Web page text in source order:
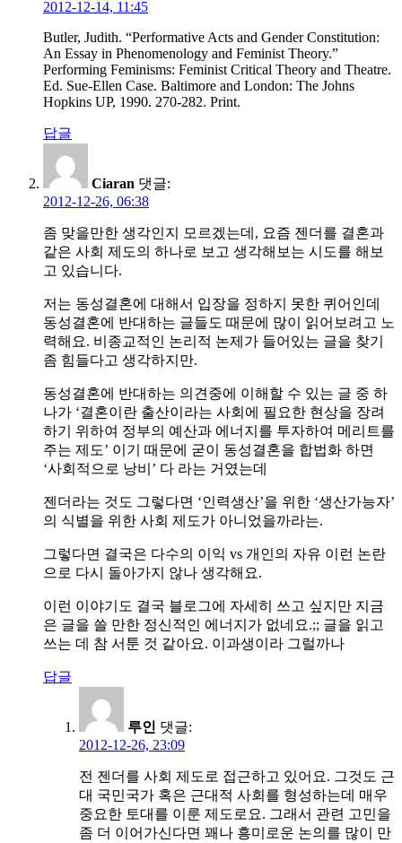
2012-12-14, 11:45
Butler, Judith. “Performative Acts and Gender Constitution:
An Essay in Phenomenology and Feminist Theory.”
Performing Feminisms: Feminist Critical Theory and Theatre.
Ed. Sue-Ellen Case. Baltimore and London: The Johns
Hopkins UP, 1990. 270-282. Print.
답글
Ciaran 댓글:
2012-12-26, 06:38
좀 맞을만한 생각인지 모르겠는데, 요즘 젠더를 결혼과
같은 사회 제도의 하나로 보고 생각해보는 시도를 해보
고 있습니다.
저는 동성결혼에 대해서 입장을 정하지 못한 퀴어인데
동성결혼에 반대하는 글들도 때문에 많이 읽어보려고 노
력해요. 비종교적인 논리적 논제가 들어있는 글을 찾기
좀 힘들다고 생각하지만.
동성결혼에 반대하는 의견중에 이해할 수 있는 글 중 하
나가 ‘결혼이란 출산이라는 사회에 필요한 현상을 장려
하기 위하여 정부의 예산과 에너지를 투자하여 메리트를
주는 제도’ 이기 때문에 굳이 동성결혼을 합법화 하면
‘사회적으로 낭비’ 다 라는 거였는데
젠더라는 것도 그렇다면 ‘인력생산’을 위한 ‘생산가능자’
의 식별을 위한 사회 제도가 아니었을까라는.
그렇다면 결국은 다수의 이익 vs 개인의 자유 이런 논란
으로 다시 돌아가지 않나 생각해요.
이런 이야기도 결국 블로그에 자세히 쓰고 싶지만 지금
은 글을 쓸 만한 정신적인 에너지가 없네요.;; 글을 읽고
쓰는 데 참 서툰 것 같아요. 이과생이라 그럴까나
답글
루인 댓글:
2012-12-26, 23:09
전 젠더를 사회 제도로 접근하고 있어요. 그것도 근
대 국민국가 혹은 근대적 사회를 형성하는데 매우
중요한 토대를 이룬 제도로요. 그래서 관련 고민을
좀 더 이어가신다면 꽤나 흥미로운 논의를 많이 만